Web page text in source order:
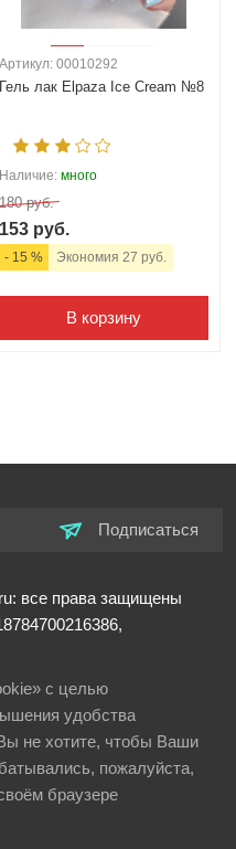
Артикул: 00010292
Гель лак Elpaza Ice Cream №8
Наличие: много
180 руб.
153 руб.
- 15 % Экономия 27 руб.
В корзину
Подписаться
все права защищены
с целью
удобства
не хотите, чтобы Ваши
пожалуйста,
браузере